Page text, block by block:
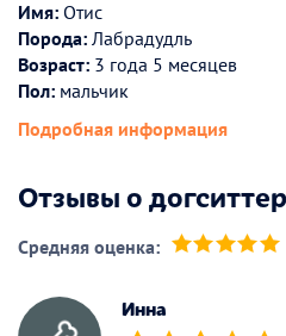
Имя: Отис
Порода: Лабрадудль
Возраст: 3 года 5 месяцев
Пол: мальчик
Подробная информация
Отзывы о
Средняя оценка:
Инна